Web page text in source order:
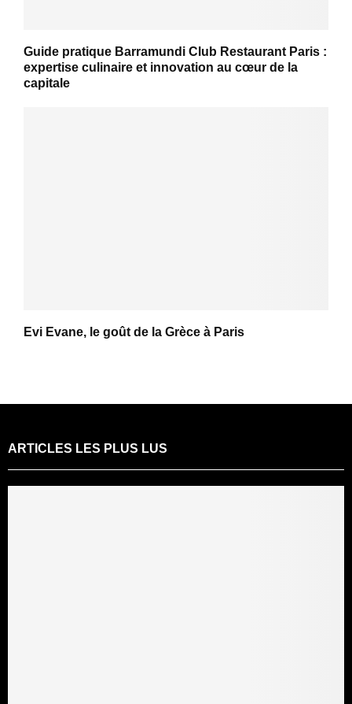
Guide pratique Barramundi Club Restaurant Paris :
expertise culinaire et innovation au cœur de la
capitale
Evi Evane, le goût de la Grèce à Paris
ARTICLES LES PLUS LUS